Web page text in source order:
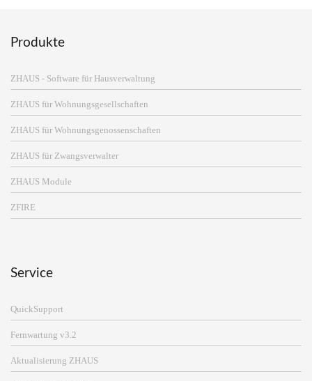
Produkte
ZHAUS - Software für Hausverwaltung
ZHAUS für Wohnungsgesellschaften
ZHAUS für Wohnungsgenossenschaften
ZHAUS für Zwangsverwalter
ZHAUS Module
ZFIRE
Service
QuickSupport
Fernwartung v3.2
Aktualisierung ZHAUS